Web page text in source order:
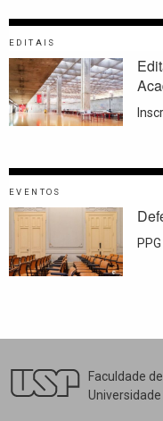
EDITAIS
EVENTOS
Faculdade